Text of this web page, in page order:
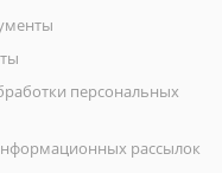
персональных
рассылок